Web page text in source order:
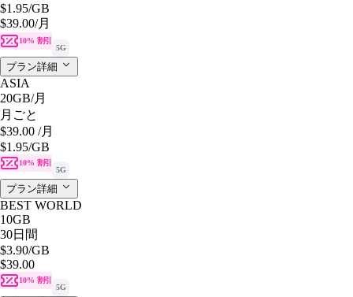
$1.95/GB
$39.00/月
10% 割引
5G
プラン詳細
ASIA
20GB/月
月ごと
$39.00 /月
$1.95/GB
10% 割引
5G
プラン詳細
BEST WORLD
10GB
30日間
$3.90/GB
$39.00
10% 割引
5G